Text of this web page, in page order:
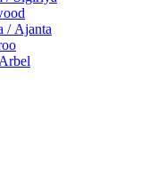
/ Ajanta